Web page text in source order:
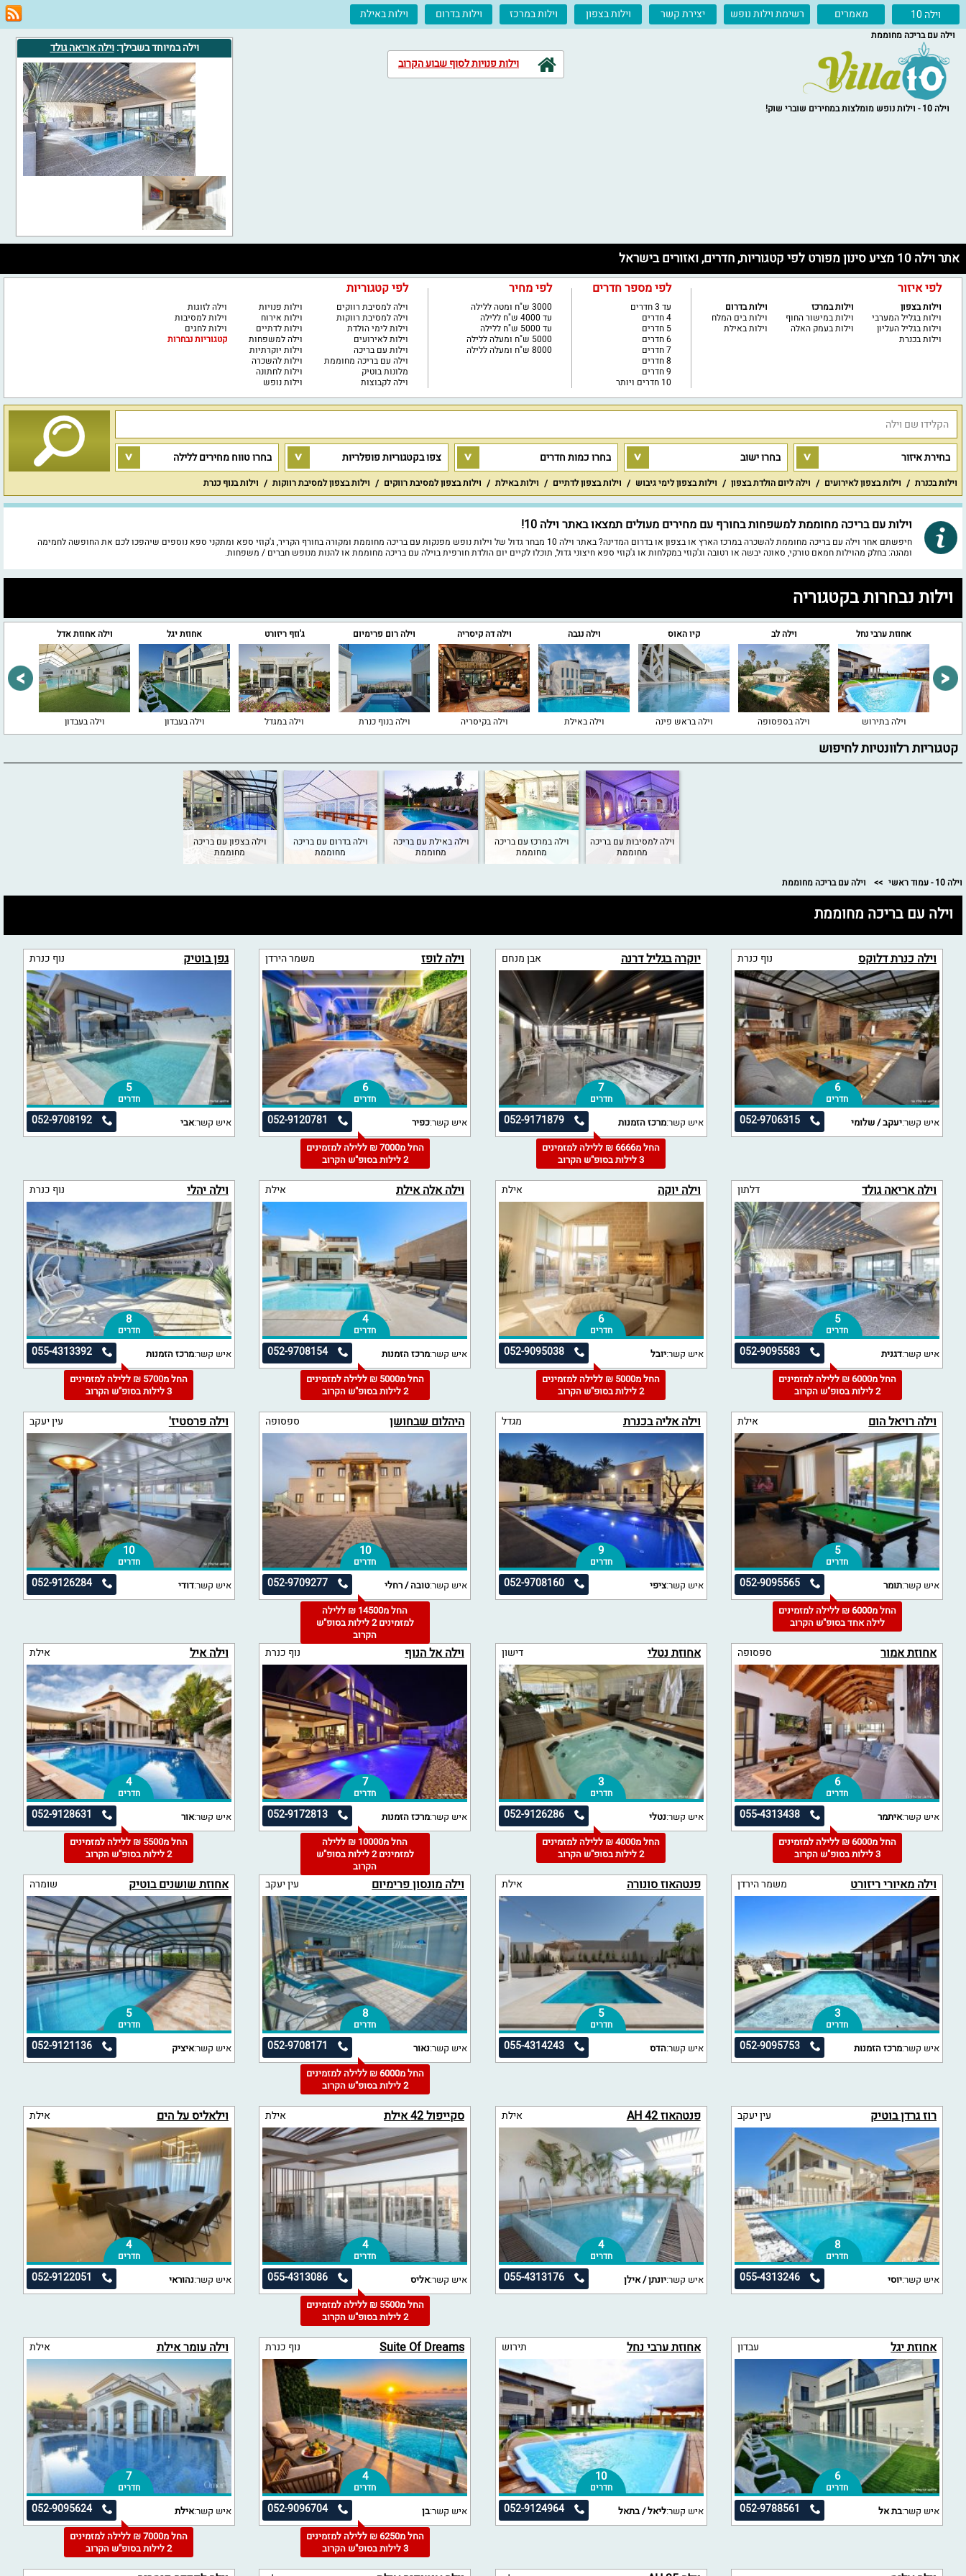
וילה 10 מאמרים רשימת וילות נופש יצירת קשר וילות בצפון וילות במרכז וילות בדרום וילות באילת
וילה עם בריכה מחוממת
וילות פנויות לסוף שבוע הקרוב
וילה במיוחד בשבילך:וילה אריאה גולד
וילה 10 - וילות נופש מומלצות במחירים שוברי שוק!
אתר וילה 10 מציע סינון מפורט לפי קטגוריות, חדרים, ואזורים בישראל
לפי איזור
וילות בצפון
וילות בגליל המערבי
וילות בגליל העליון
וילות בכנרת
וילות במרכז
וילות במישור החוף
וילות בעמק האלה
וילות בדרום
וילות בים המלח
וילות באילת
לפי מספר חדרים
עד 3 חדרים
4 חדרים
5 חדרים
6 חדרים
7 חדרים
8 חדרים
9 חדרים
10 חדרים ויותר
לפי מחיר
3000 ש"ח ומטה ללילה
עד 4000 ש"ח ללילה
עד 5000 ש"ח ללילה
5000 ש"ח ומעלה ללילה
8000 ש"ח ומעלה ללילה
לפי קטגוריות
וילה למסיבת רווקים
וילה למסיבת רווקות
וילות לימי הולדת
וילות לאירועים
וילות עם בריכה
וילה עם בריכה מחוממת
מלונות בוטיק
וילה לקבוצות
וילות פנויות
וילות אירוח
וילות לדתיים
וילה למשפחות
וילות יוקרתיות
וילות להשכרה
וילות לחתונה
וילות נופש
וילה לזוגות
וילות למסיבות
וילות לחגים
קטגוריות נבחרות
בחירת איזור בחרו ישוב בחרו כמות חדרים צפו בקטגוריות פופלריות בחרו טווח מחירים ללילה
וילות בכנרת וילות בצפון לאירועים וילה ליום הולדת בצפון וילות בצפון לימי גיבוש וילות בצפון לדתיים וילות באילת וילות בצפון למסיבת רווקים וילות בצפון למסיבת רווקות וילות בנוף כנרת
וילות עם בריכה מחוממת למשפחות בחורף עם מחירים מעולים תמצאו באתר וילה 10!
חיפשתם אחר וילה עם בריכה מחוממת להשכרה במרכז הארץ או בצפון או בדרום המדינה? באתר וילה 10 מבחר גדול של וילות נופש מפנקות עם בריכה מחוממת ומקורה בחורף הקריר, ג'קוזי ספא ומתקני ספא נוספים שיהפכו לכם את החופשה לחמימה
ומהנה: בחלק מהוילות חמאם טורקי, סאונה יבשה או רטובה וג'קוזי במקלחות או ג'קוזי ספא חיצוני גדול, תוכלו לקיים יום הולדת חורפית בוילה עם בריכה מחוממת או להנות מנופש חברים / משפחות.
וילות נבחרות בקטגוריה
וילה אחוזת אדל
וילה בעבדון
אחוזת יגל
וילה בעבדון
ג'וזף ריזורט
וילה במגדל
וילה רום פרימיום
וילה בנוף כנרת
וילה דה קיסריה
וילה בקיסריה
וילה נגבה
וילה באילת
קיו האוס
וילה בראש פינה
וילה לב
וילה בספסופה
אחוזת ערבי נחל
וילה בתירוש
קטגוריות רלוונטיות לחיפוש
וילה בצפון עם בריכה
מחוממת
וילה בדרום עם בריכה
מחוממת
וילה באילת עם בריכה
מחוממת
וילה במרכז עם בריכה
מחוממת
וילה למסיבות עם בריכה
מחוממת
וילה 10 - עמוד ראשי וילה עם בריכה מחוממת
וילה עם בריכה מחוממת
וילה כנרת דלוקס נוף כנרת
6
חדרים
052-9706315 איש קשר:יעקב / שלומי
יוקרה בגליל דרנה אבן מנחם
7
חדרים
052-9171879 איש קשר:מרכז הזמנות
החל מ6666 ₪ ללילה למזמינים
3 לילות בסופ"ש הקרוב
וילה לופז משמר הירדן
6
חדרים
052-9120781 איש קשר:כפיר
החל מ7000 ₪ ללילה למזמינים
2 לילות בסופ"ש הקרוב
גפן בוטיק נוף כנרת
5
חדרים
052-9708192 איש קשר:אבי
וילה אריאה גולד דלתון
5
חדרים
052-9095583 איש קשר:דגנית
החל מ6000 ₪ ללילה למזמינים
2 לילות בסופ"ש הקרוב
וילה יוקה אילת
6
חדרים
052-9095038 איש קשר:יובל
החל מ5000 ₪ ללילה למזמינים
2 לילות בסופ"ש הקרוב
וילה אלה אילת אילת
4
חדרים
052-9708154 איש קשר:מרכז הזמנות
החל מ5000 ₪ ללילה למזמינים
2 לילות בסופ"ש הקרוב
וילה יהלי נוף כנרת
8
חדרים
055-4313392 איש קשר:מרכז הזמנות
החל מ5700 ₪ ללילה למזמינים
3 לילות בסופ"ש הקרוב
וילה רויאל הום אילת
5
חדרים
052-9095565 איש קשר:תומר
החל מ6000 ₪ ללילה למזמינים
לילה אחד בסופ"ש הקרוב
וילה אליה בכנרת מגדל
9
חדרים
052-9708160 איש קשר:ציפי
היהלום שבחושן ספסופה
10
חדרים
052-9709277 איש קשר:טובה / רחלי
החל מ14500 ₪ ללילה
למזמינים 2 לילות בסופ"ש
הקרוב
וילה פרסטיז' עין יעקב
10
חדרים
052-9126284 איש קשר:דודי
אחוזת אמור ספסופה
6
חדרים
055-4313438 איש קשר:איתמר
החל מ6000 ₪ ללילה למזמינים
3 לילות בסופ"ש הקרוב
אחוזת נטלי דישון
3
חדרים
052-9126286 איש קשר:נטלי
החל מ4000 ₪ ללילה למזמינים
2 לילות בסופ"ש הקרוב
וילה אל הנוף נוף כנרת
7
חדרים
052-9172813 איש קשר:מרכז הזמנות
החל מ10000 ₪ ללילה
למזמינים 2 לילות בסופ"ש
הקרוב
וילה איל אילת
4
חדרים
052-9128631 איש קשר:אור
החל מ5500 ₪ ללילה למזמינים
2 לילות בסופ"ש הקרוב
וילה מאיורי ריזורט משמר הירדן
3
חדרים
052-9095753 איש קשר:מרכז הזמנות
פנטהאוז סונורה אילת
5
חדרים
055-4314243 איש קשר:הדס
וילה מונסון פרימיום עין יעקב
8
חדרים
052-9708171 איש קשר:נאור
החל מ6000 ₪ ללילה למזמינים
2 לילות בסופ"ש הקרוב
אחוזת שושנים בוטיק שומרה
5
חדרים
052-9121136 איש קשר:איציק
רוז גרדן בוטיק עין יעקב
8
חדרים
055-4313246 איש קשר:יוסי
פנטהאוז AH 42 אילת
4
חדרים
055-4313176 איש קשר:יונתן / אילן
סקייפול 42 אילת אילת
4
חדרים
055-4313086 איש קשר:אליס
החל מ5500 ₪ ללילה למזמינים
2 לילות בסופ"ש הקרוב
וילאליס על הים אילת
4
חדרים
052-9122051 איש קשר:נהוראי
אחוזת יגל עבדון
6
חדרים
052-9788561 איש קשר:בת אל
אחוזת ערבי נחל תירוש
10
חדרים
052-9124964 איש קשר:ליאל / בתאל
Suite Of Dreams נוף כנרת
4
חדרים
052-9096704 איש קשר:בן
החל מ6250 ₪ ללילה למזמינים
3 לילות בסופ"ש הקרוב
וילה עומר אילת אילת
7
חדרים
052-9095624 איש קשר:אילת
החל מ7000 ₪ ללילה למזמינים
2 לילות בסופ"ש הקרוב